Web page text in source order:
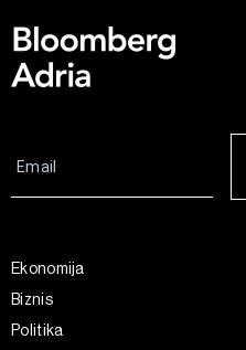
Ekonomija
Biznis
Politika